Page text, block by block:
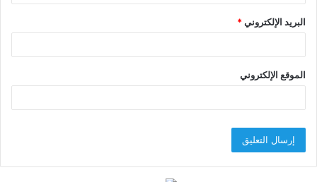
البريد الإلكتروني*
الموقع الإلكتروني